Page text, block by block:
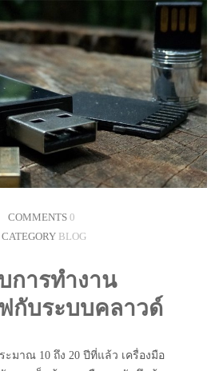
COMMENTS 0
CATEGORY BLOG
การทำงาน
กับระบบคลาวด์
ะมาณ 10 ถึง 20 ปีที่แล้ว เครื่องมือ